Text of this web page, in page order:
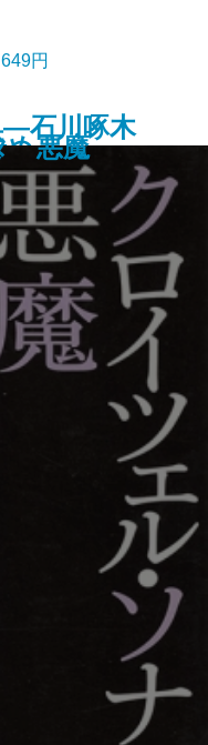
め
円
悪魔
―石川啄木